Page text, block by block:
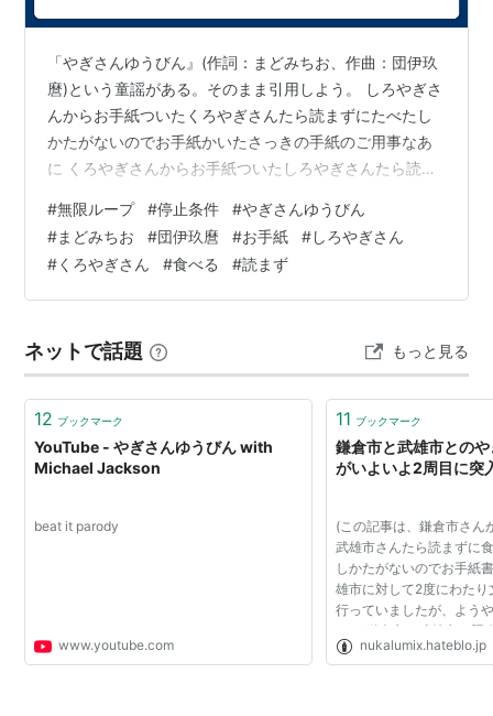
「やぎさんゆうびん』(作詞：まどみちお、作曲：団伊玖
麿)という童謡がある。そのまま引用しよう。 しろやぎさ
んからお手紙ついたくろやぎさんたら読まずにたべたし
かたがないのでお手紙かいたさっきの手紙のご用事なあ
に くろやぎさんからお手紙ついたしろやぎさんたら読ま
のご用事なあに ご覧の通り、この手紙のやりとりは停止
条件がない。無限に続く、無限ループなのであーる。
#無限ループ #停止条件 #やぎさんゆうびん
#まどみちお #団伊玖麿 #お手紙 #しろやぎさん
#くろやぎさん #食べる #読まず
ネットで話題 もっと見る
12 ブックマーク
YouTube - やぎさんゆうびん with
Michael Jackson
beat it parody
www.youtube.com
11 ブックマーク
鎌倉市と武雄市との
がいよいよ2周目に突
(この記事は、鎌倉市さん
武雄市さんたら読まずに
しかたがないのでお手紙
雄市に対して2度にわた
行っていましたが、よう
た。 鎌倉市が武雄市に
の4点でした。 10月21日
nukalumix.hateblo.jp